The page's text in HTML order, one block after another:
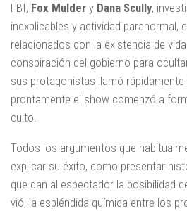
FBI, Fox Mulder y Dana Scully,
inexplicables y actividad paranormal,
relacionados con la existencia de
conspiración del gobierno para
sus protagonistas llamó
prontamente el show comenzó a
culto.
Todos los argumentos que
explicar su éxito, como presentar
que dan al espectador la posibilidad
vió, la espléndida química entre los